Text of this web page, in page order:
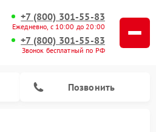
+7 (800) 301-55-83
Ежедневно, с 10:00 до 20:00
+7 (800) 301-55-83
Звонок бесплатный по РФ
Позвонить